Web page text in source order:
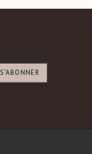
S’ABONNER